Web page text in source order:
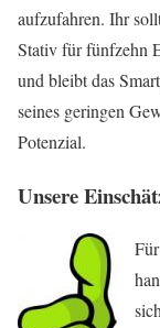
aufzufahren. Ihr
Stativ für fünfzehn
und bleibt das
seines geringen
Potenzial.
Unsere